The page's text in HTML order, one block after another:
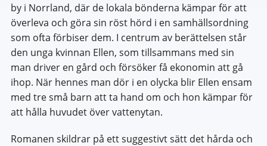
by i Norrland, där de lokala bönderna kämpar för att
överleva och göra sin röst hörd i en samhällsordning
som ofta förbiser dem. I centrum av berättelsen står
den unga kvinnan Ellen, som tillsammans med sin
man driver en gård och försöker få ekonomin att gå
ihop. När hennes man dör i en olycka blir Ellen ensam
med tre små barn att ta hand om och hon kämpar för
att hålla huvudet över vattenytan.
Romanen skildrar på ett suggestivt sätt det hårda och